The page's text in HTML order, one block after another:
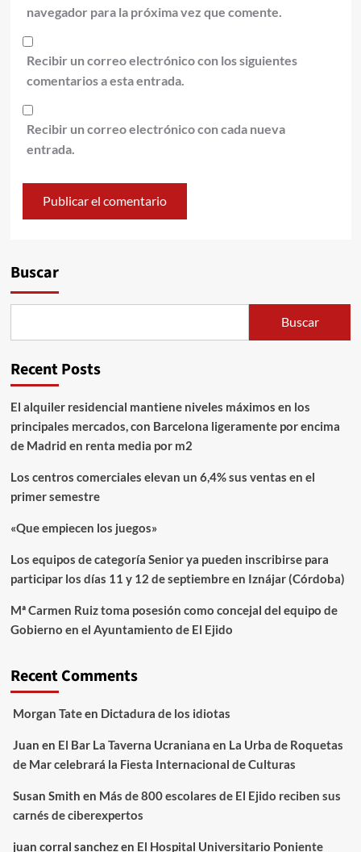
navegador para la próxima vez que comente.
Recibir un correo electrónico con los siguientes
comentarios a esta entrada.
Recibir un correo electrónico con cada nueva
entrada.
Buscar
Buscar
Recent Posts
El alquiler residencial mantiene niveles máximos en los
principales mercados, con Barcelona ligeramente por encima
de Madrid en renta media por m2
Los centros comerciales elevan un 6,4% sus ventas en el
primer semestre
«Que empiecen los juegos»
Los equipos de categoría Senior ya pueden inscribirse para
participar los días 11 y 12 de septiembre en Iznájar (Córdoba)
Mª Carmen Ruiz toma posesión como concejal del equipo de
Gobierno en el Ayuntamiento de El Ejido
Recent Comments
Morgan Tateen Dictadura de los idiotas
Juan en El Bar La Taverna Ucraniana en La Urba de Roquetas
de Mar celebrará la Fiesta Internacional de Culturas
Susan Smith en Más de 800 escolares de El Ejido reciben sus
carnés de ciberexpertos
juan corral sanchezen El Hospital Universitario Poniente